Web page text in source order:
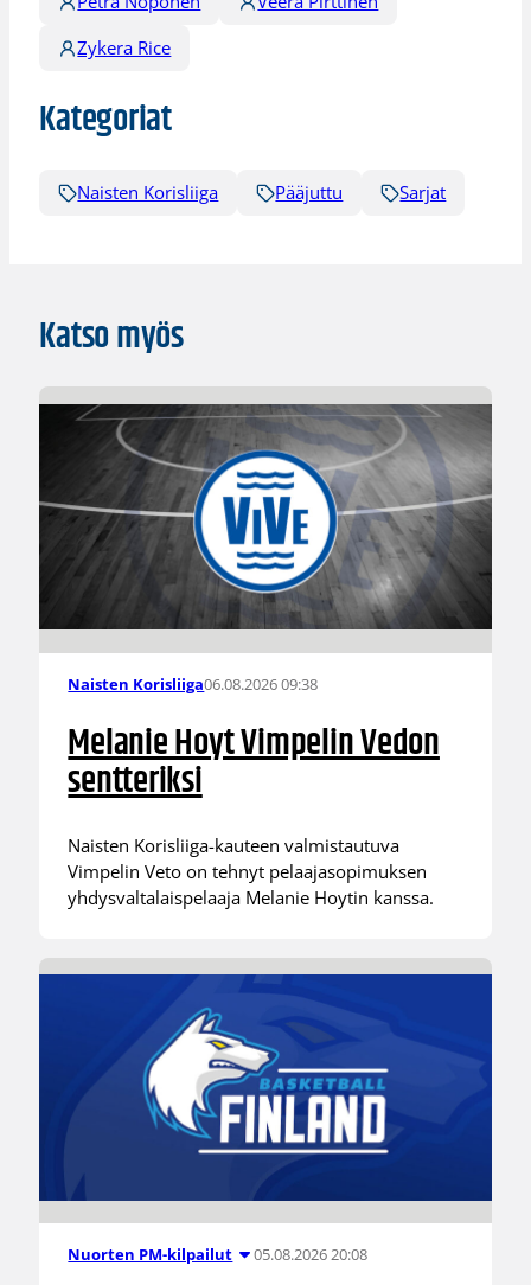
Zykera Rice
Kategoriat
Naisten Korisliiga Pääjuttu Sarjat
Katso myös
Naisten Korisliiga06.08.2026 09:38
Melanie Hoyt Vimpelin Vedon
sentteriksi
Naisten Korisliiga-kauteen valmistautuva
Vimpelin Veto on tehnyt pelaajasopimuksen
yhdysvaltalaispelaaja Melanie Hoytin kanssa.
Nuorten PM-kilpailut 05.08.2026 20:08